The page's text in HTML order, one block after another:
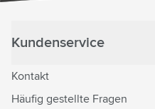
Kundenservice
Kontakt
Häufig gestellte Fragen